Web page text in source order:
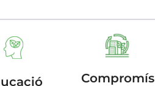
Compromís